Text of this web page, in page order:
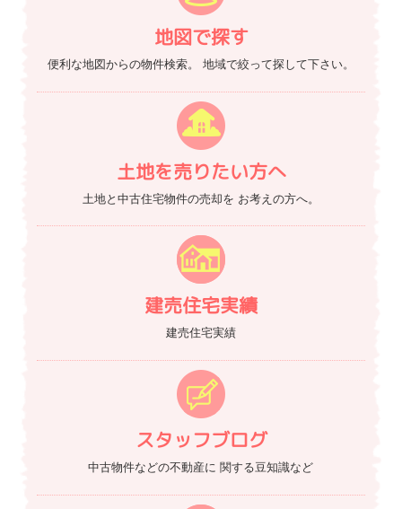
地図で探す
便利な地図からの物件検索。 地域で絞って探して下さい。
土地を売りたい方へ
土地と中古住宅物件の売却を お考えの方へ。
建売住宅実績
建売住宅実績
スタッフブログ
中古物件などの不動産に 関する豆知識など